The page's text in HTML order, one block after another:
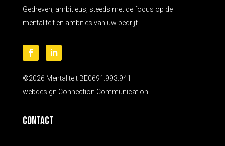
Gedreven, ambitieus, steeds met de focus op de
mentaliteit en ambities van uw bedrijf.
©2026 Mentaliteit BE0691.993.941
webdesign Connection Communication
Contact